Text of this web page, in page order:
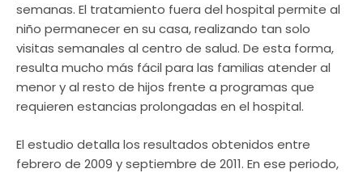
semanas. El tratamiento fuera del hospital permite al
niño permanecer en su casa, realizando tan solo
visitas semanales al centro de salud. De esta forma,
resulta mucho más fácil para las familias atender al
menor y al resto de hijos frente a programas que
requieren estancias prolongadas en el hospital.
El estudio detalla los resultados obtenidos entre
febrero de 2009 y septiembre de 2011. En ese periodo,